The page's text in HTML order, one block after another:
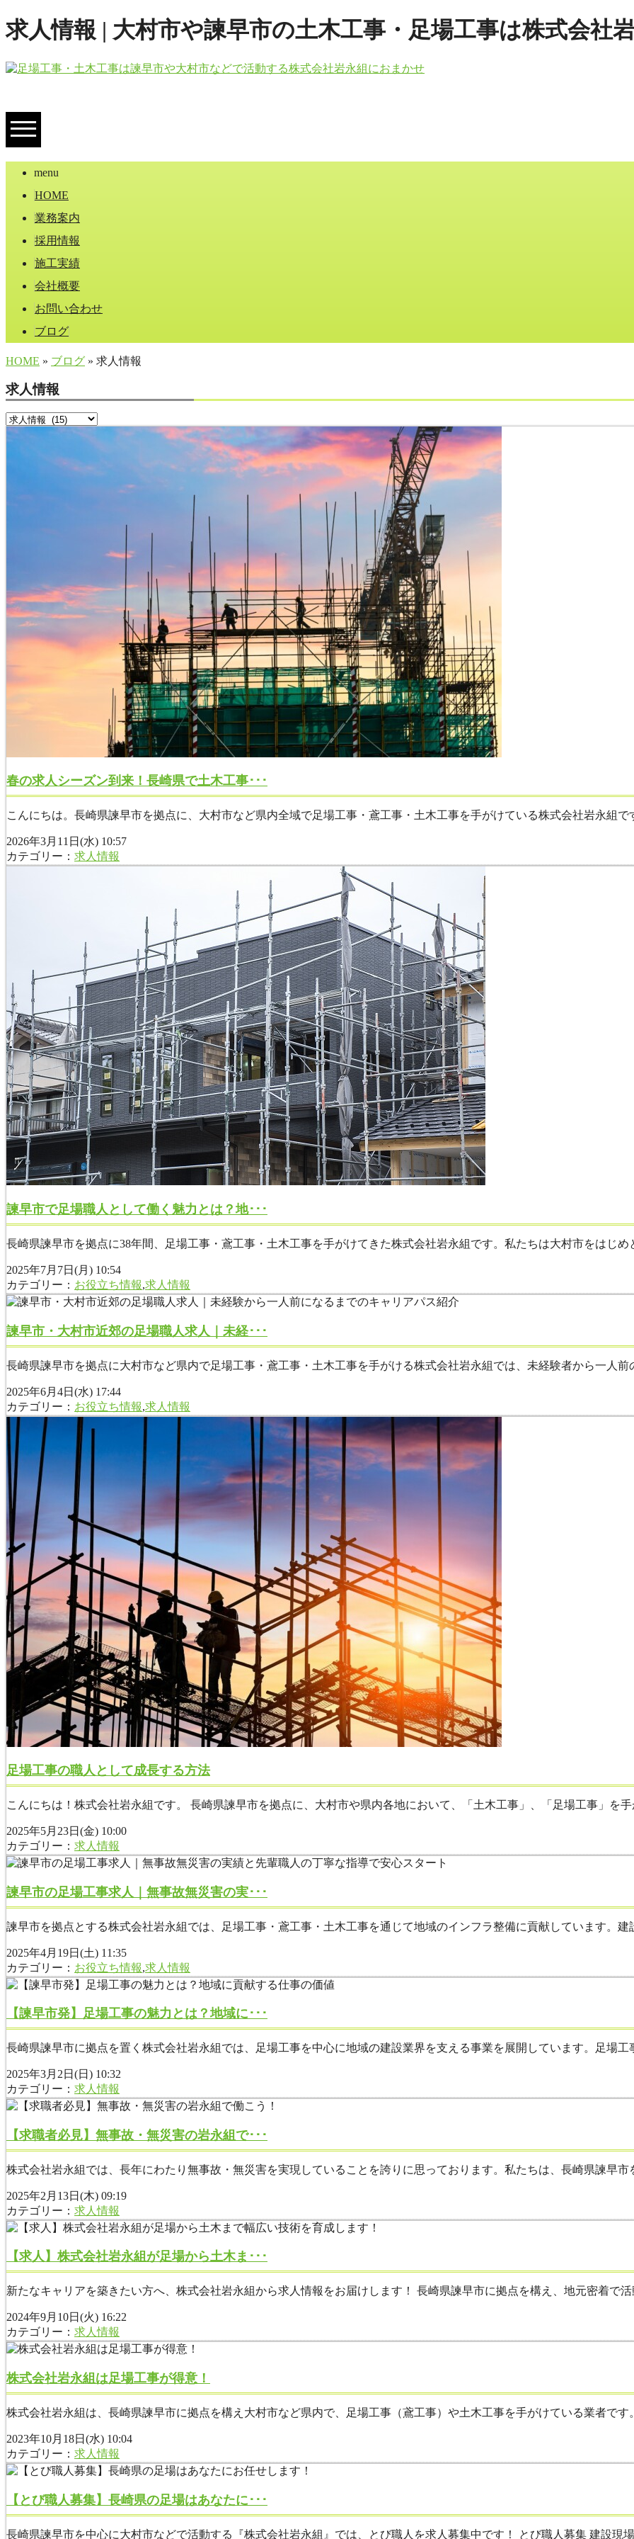
求人情報 | 大村市や諫早市の土木工事・足場工事は株式会社
menu
HOME
業務案内
採用情報
施工実績
会社概要
お問い合わせ
ブログ
HOME » ブログ » 求人情報
求人情報
春の求人シーズン到来！長崎県で土木工事･･･
こんにちは。長崎県諫早市を拠点に、大村市など県内全域で足場工事・鳶工事・土木工事を手がけている株式会社岩永組
2026年3月11日(水) 10:57
カテゴリー： 求人情報
諫早市で足場職人として働く魅力とは？地･･･
長崎県諫早市を拠点に38年間、足場工事・鳶工事・土木工事を手がけてきた株式会社岩永組です。私たちは大村市をはじ
2025年7月7日(月) 10:54
カテゴリー： お役立ち情報,求人情報
諫早市・大村市近郊の足場職人求人｜未経･･･
長崎県諫早市を拠点に大村市など県内で足場工事・鳶工事・土木工事を手がける株式会社岩永組では、未経験者から一人
2025年6月4日(水) 17:44
カテゴリー： お役立ち情報,求人情報
足場工事の職人として成長する方法
こんにちは！株式会社岩永組です。 長崎県諫早市を拠点に、大村市や県内各地において、「土木工事」、「足場工事」を
2025年5月23日(金) 10:00
カテゴリー： 求人情報
諫早市の足場工事求人｜無事故無災害の実･･･
諫早市を拠点とする株式会社岩永組では、足場工事・鳶工事・土木工事を通じて地域のインフラ整備に貢献しています。
2025年4月19日(土) 11:35
カテゴリー： お役立ち情報,求人情報
【諫早市発】足場工事の魅力とは？地域に･･･
長崎県諫早市に拠点を置く株式会社岩永組では、足場工事を中心に地域の建設業界を支える事業を展開しています。足場
2025年3月2日(日) 10:32
カテゴリー： 求人情報
【求職者必見】無事故・無災害の岩永組で･･･
株式会社岩永組では、長年にわたり無事故・無災害を実現していることを誇りに思っております。私たちは、長崎県諫早
2025年2月13日(木) 09:19
カテゴリー： 求人情報
【求人】株式会社岩永組が足場から土木ま･･･
新たなキャリアを築きたい方へ、株式会社岩永組から求人情報をお届けします！ 長崎県諫早市に拠点を構え、地元密着で
2024年9月10日(火) 16:22
カテゴリー： 求人情報
株式会社岩永組は足場工事が得意！
株式会社岩永組は、長崎県諫早市に拠点を構え大村市など県内で、足場工事（鳶工事）や土木工事を手がけている業者で
2023年10月18日(水) 10:04
カテゴリー： 求人情報
【とび職人募集】長崎県の足場はあなたに･･･
長崎県諫早市を中心に大村市などで活動する『株式会社岩永組』では、とび職人を求人募集中です！ とび職人募集 建設現